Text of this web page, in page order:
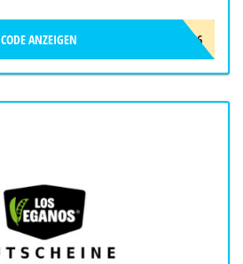
CONSENZ_SOMMER_2026
CODE ANZEIGEN